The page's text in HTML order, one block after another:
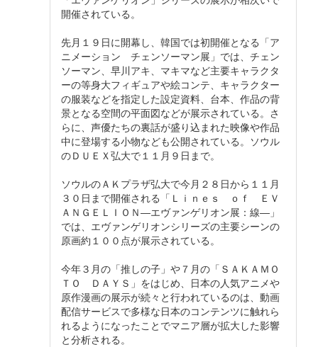
開催されている。
先月１９日に開幕し、韓国では初開催となる「ア
ニメーション チェンソーマン展」では、チェン
ソーマン、早川アキ、マキマなど主要キャラクタ
ーの等身大フィギュアや絵コンテ、キャラクター
の服装などを指定した設定資料、台本、作品の背
景となる空間の平面図などが展示されている。さ
らに、声優たちの裏話が盛り込まれた映像や作品
中に登場する小物なども公開されている。ソウル
のＤＵＥＸ弘大で１１月９日まで。
ソウルのＡＫプラザ弘大で今月２８日から１１月
３０日まで開催される「Ｌｉｎｅｓ ｏｆ ＥＶ
ＡＮＧＥＬＩＯＮ―エヴァンゲリオン展：線―」
では、エヴァンゲリオンシリーズの主要シーンの
原画約１００点が展示されている。
今年３月の「推しの子」や７月の「ＳＡＫＡＭＯ
ＴＯ ＤＡＹＳ」をはじめ、日本の人気アニメや
原作漫画の展示が続々と行われているのは、動画
配信サービスで多様な日本のコンテンツに触れら
れるようになったことでマニア層が拡大した影響
と分析される。